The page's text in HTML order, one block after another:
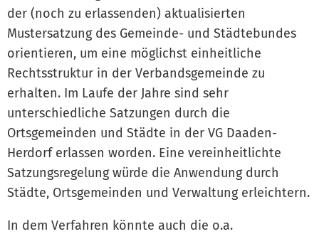
der (noch zu erlassenden) aktualisierten
Mustersatzung des Gemeinde- und Städtebundes
orientieren, um eine möglichst einheitliche
Rechtsstruktur in der Verbandsgemeinde zu
erhalten. Im Laufe der Jahre sind sehr
unterschiedliche Satzungen durch die
Ortsgemeinden und Städte in der VG Daaden-
Herdorf erlassen worden. Eine vereinheitlichte
Satzungsregelung würde die Anwendung durch
Städte, Ortsgemeinden und Verwaltung erleichtern.
In dem Verfahren könnte auch die o.a.